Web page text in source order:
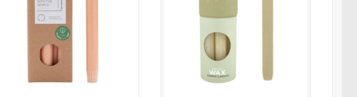
TOEVOEGEN AAN WINKELWAGEN
Afmeting: 2,2 x 2,2 x 21
TOEVOEGEN AAN WINKELWAGEN